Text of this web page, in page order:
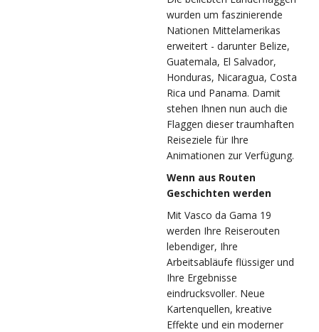
wurden um faszinierende
Nationen Mittelamerikas
erweitert - darunter Belize,
Guatemala, El Salvador,
Honduras, Nicaragua, Costa
Rica und Panama. Damit
stehen Ihnen nun auch die
Flaggen dieser traumhaften
Reiseziele für Ihre
Animationen zur Verfügung.
Wenn aus Routen
Geschichten werden
Mit Vasco da Gama 19
werden Ihre Reiserouten
lebendiger, Ihre
Arbeitsabläufe flüssiger und
Ihre Ergebnisse
eindrucksvoller. Neue
Kartenquellen, kreative
Effekte und ein moderner